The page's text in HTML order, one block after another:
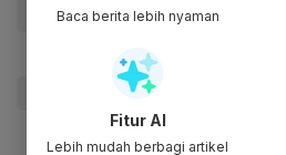
#Israel
Baca berita lebih nyaman
Fitur AI
Lebih mudah berbagi artikel